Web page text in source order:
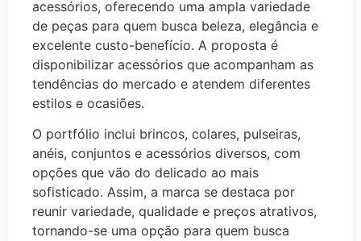
acessórios, oferecendo uma ampla variedade
de peças para quem busca beleza, elegância e
excelente custo-benefício. A proposta é
disponibilizar acessórios que acompanham as
tendências do mercado e atendem diferentes
estilos e ocasiões.
O portfólio inclui brincos, colares, pulseiras,
anéis, conjuntos e acessórios diversos, com
opções que vão do delicado ao mais
sofisticado. Assim, a marca se destaca por
reunir variedade, qualidade e preços atrativos,
tornando-se uma opção para quem busca